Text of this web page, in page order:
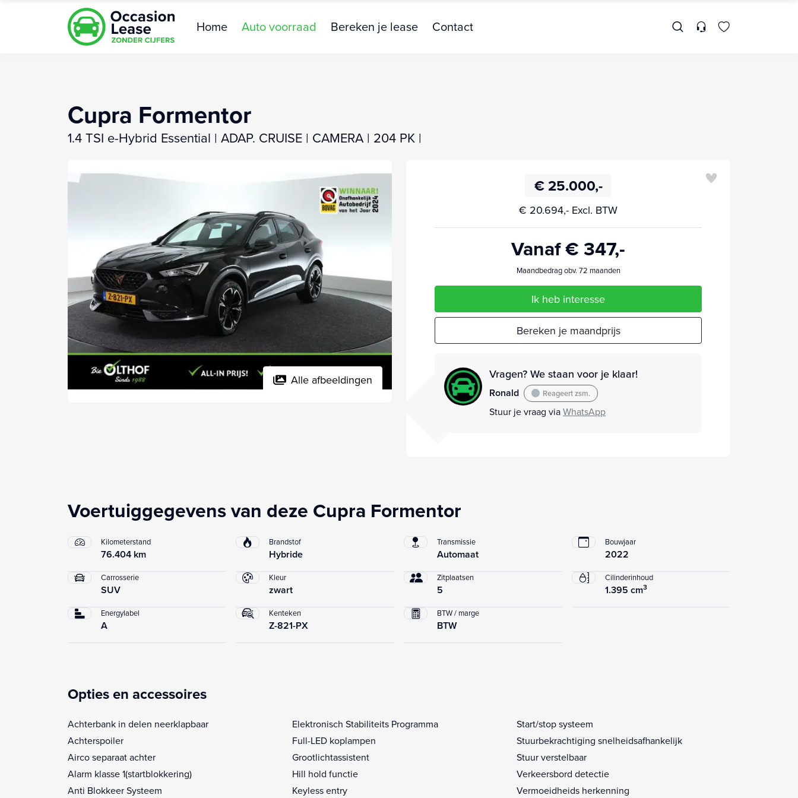
Home Auto voorraad Bereken je lease Contact
Cupra Formentor
1.4 TSI e-Hybrid Essential | ADAP. CRUISE | CAMERA | 204 PK |
Alle afbeeldingen
€ 25.000,-
€ 20.694,- Excl. BTW
Vanaf € 347,-
Maandbedrag obv. 72 maanden
Ik heb interesse
Bereken je maandprijs
Vragen? We staan voor je klaar!
Ronald Reageert zsm.
Stuur je vraag viaWhatsApp
Voertuiggegevens van deze Cupra Formentor
Kilometerstand
76.404 km
Brandstof
Hybride
Transmissie
Automaat
Bouwjaar
2022
Carrosserie
SUV
Kleur
zwart
Zitplaatsen
5
Cilinderinhoud
1.395 cm3
Energylabel
A
Kenteken
Z-821-PX
BTW / marge
BTW
Opties en accessoires
Achterbank in delen neerklapbaar
Achterspoiler
Airco separaat achter
Alarm klasse 1(startblokkering)
Anti Blokkeer Systeem
Elektronisch Stabiliteits Programma
Full-LED koplampen
Grootlichtassistent
Hill hold functie
Keyless entry
Start/stop systeem
Stuurbekrachtiging snelheidsafhankelijk
Stuur verstelbaar
Verkeersbord detectie
Vermoeidheids herkenning